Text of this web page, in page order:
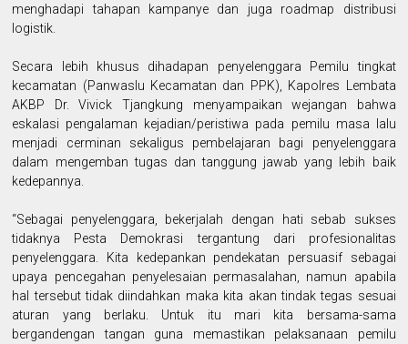
menghadapi tahapan kampanye dan juga roadmap distribusi
logistik.
Secara lebih khusus dihadapan penyelenggara Pemilu tingkat
kecamatan (Panwaslu Kecamatan dan PPK), Kapolres Lembata
AKBP Dr. Vivick Tjangkung menyampaikan wejangan bahwa
eskalasi pengalaman kejadian/peristiwa pada pemilu masa lalu
menjadi cerminan sekaligus pembelajaran bagi penyelenggara
dalam mengemban tugas dan tanggung jawab yang lebih baik
kedepannya.
“Sebagai penyelenggara, bekerjalah dengan hati sebab sukses
tidaknya Pesta Demokrasi tergantung dari profesionalitas
penyelenggara. Kita kedepankan pendekatan persuasif sebagai
upaya pencegahan penyelesaian permasalahan, namun apabila
hal tersebut tidak diindahkan maka kita akan tindak tegas sesuai
aturan yang berlaku. Untuk itu mari kita bersama-sama
bergandengan tangan guna memastikan pelaksanaan pemilu